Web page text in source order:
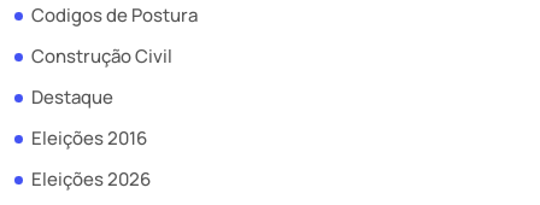
Codigos de Postura
Construção Civil
Destaque
Eleições 2016
Eleições 2026